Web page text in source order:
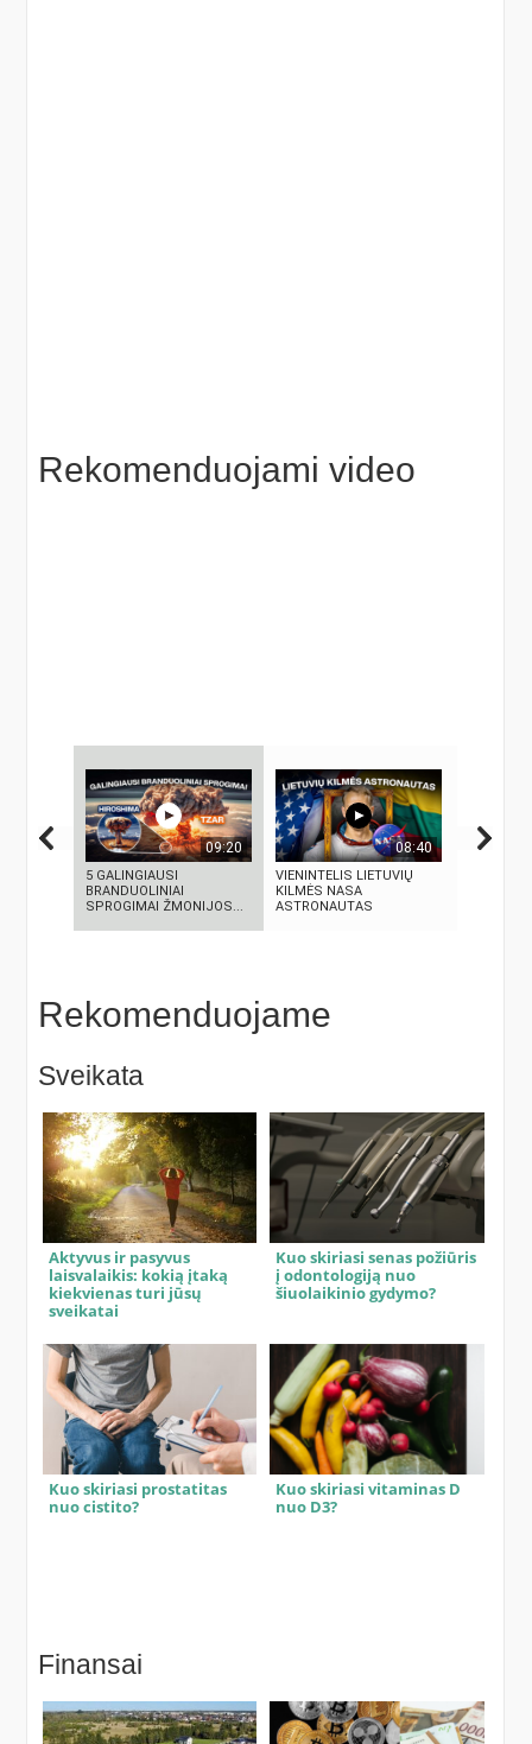
Rekomenduojami video
09:20
5 GALINGIAUSI
BRANDUOLINIAI
SPROGIMAI ŽMONIJOS...
08:40
VIENINTELIS LIETUVIŲ
KILMĖS NASA
ASTRONAUTAS
Rekomenduojame
Sveikata
Aktyvus ir pasyvus
laisvalaikis: kokią įtaką
kiekvienas turi jūsų
sveikatai
Kuo skiriasi senas požiūris
į odontologiją nuo
šiuolaikinio gydymo?
Kuo skiriasi prostatitas
nuo cistito?
Kuo skiriasi vitaminas D
nuo D3?
Finansai